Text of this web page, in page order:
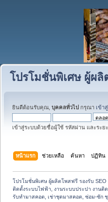
โปรโมชั่นพิเศษ ผู้ผลิ
ยินดีต้อนรับคุณ, บุคคลทั่วไป กรุณา เข้า
เข้าสู่ระบบด้วยชื่อผู้ใช้ รหัสผ่าน และระย
หน้าแรก ช่วยเหลือ ค้นหา ปฏิทิน
โปรโมชั่นพิเศษ ผู้ผลิตโพสฟรี รองรับ SEO
ติดตั้งระบบไฟฟ้า, งานระบบประปา งานติ
รับทำมาสคอต, เช่าชุดมาสคอต, ซ่อม-ซัก